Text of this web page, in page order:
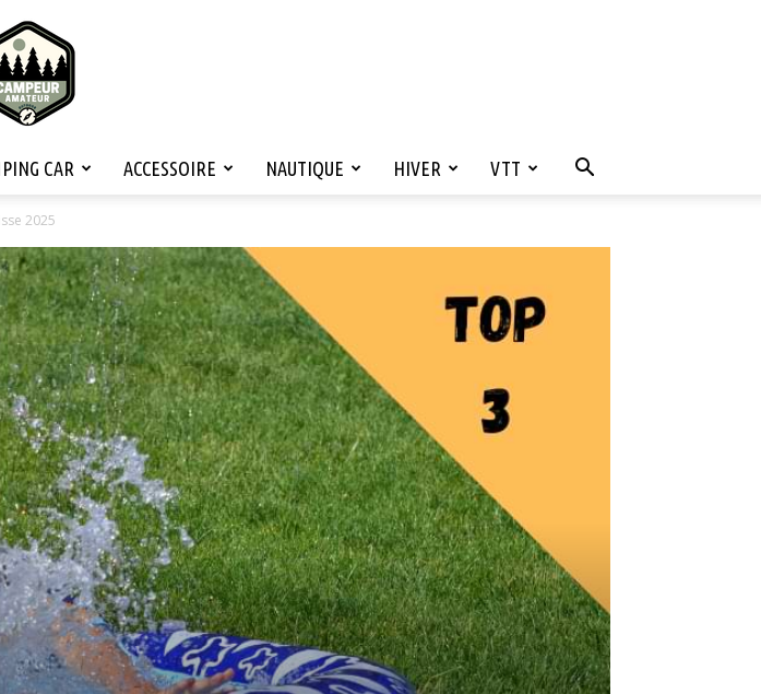
Amateur
CAR ACCESSOIRE NAUTIQUE HIVER VTT
2025